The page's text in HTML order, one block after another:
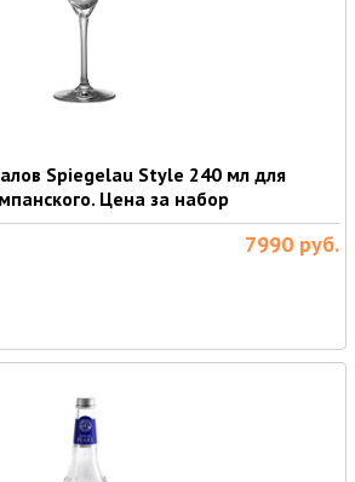
Spiegelau Style 240 мл для
Цена за набор
7990 руб.